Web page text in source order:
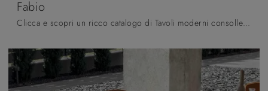
Fabio
Clicca e scopri un ricco catalogo di Tavoli moderni consolle da pranzo! Il modello Fabio di La Primavera ti sta aspettando.